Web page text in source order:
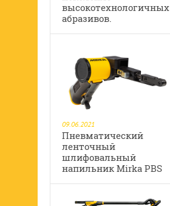
высокотехнологичных
абразивов.
09.06.2021
Пневматический
ленточный
шлифовальный
напильник Mirka PBS